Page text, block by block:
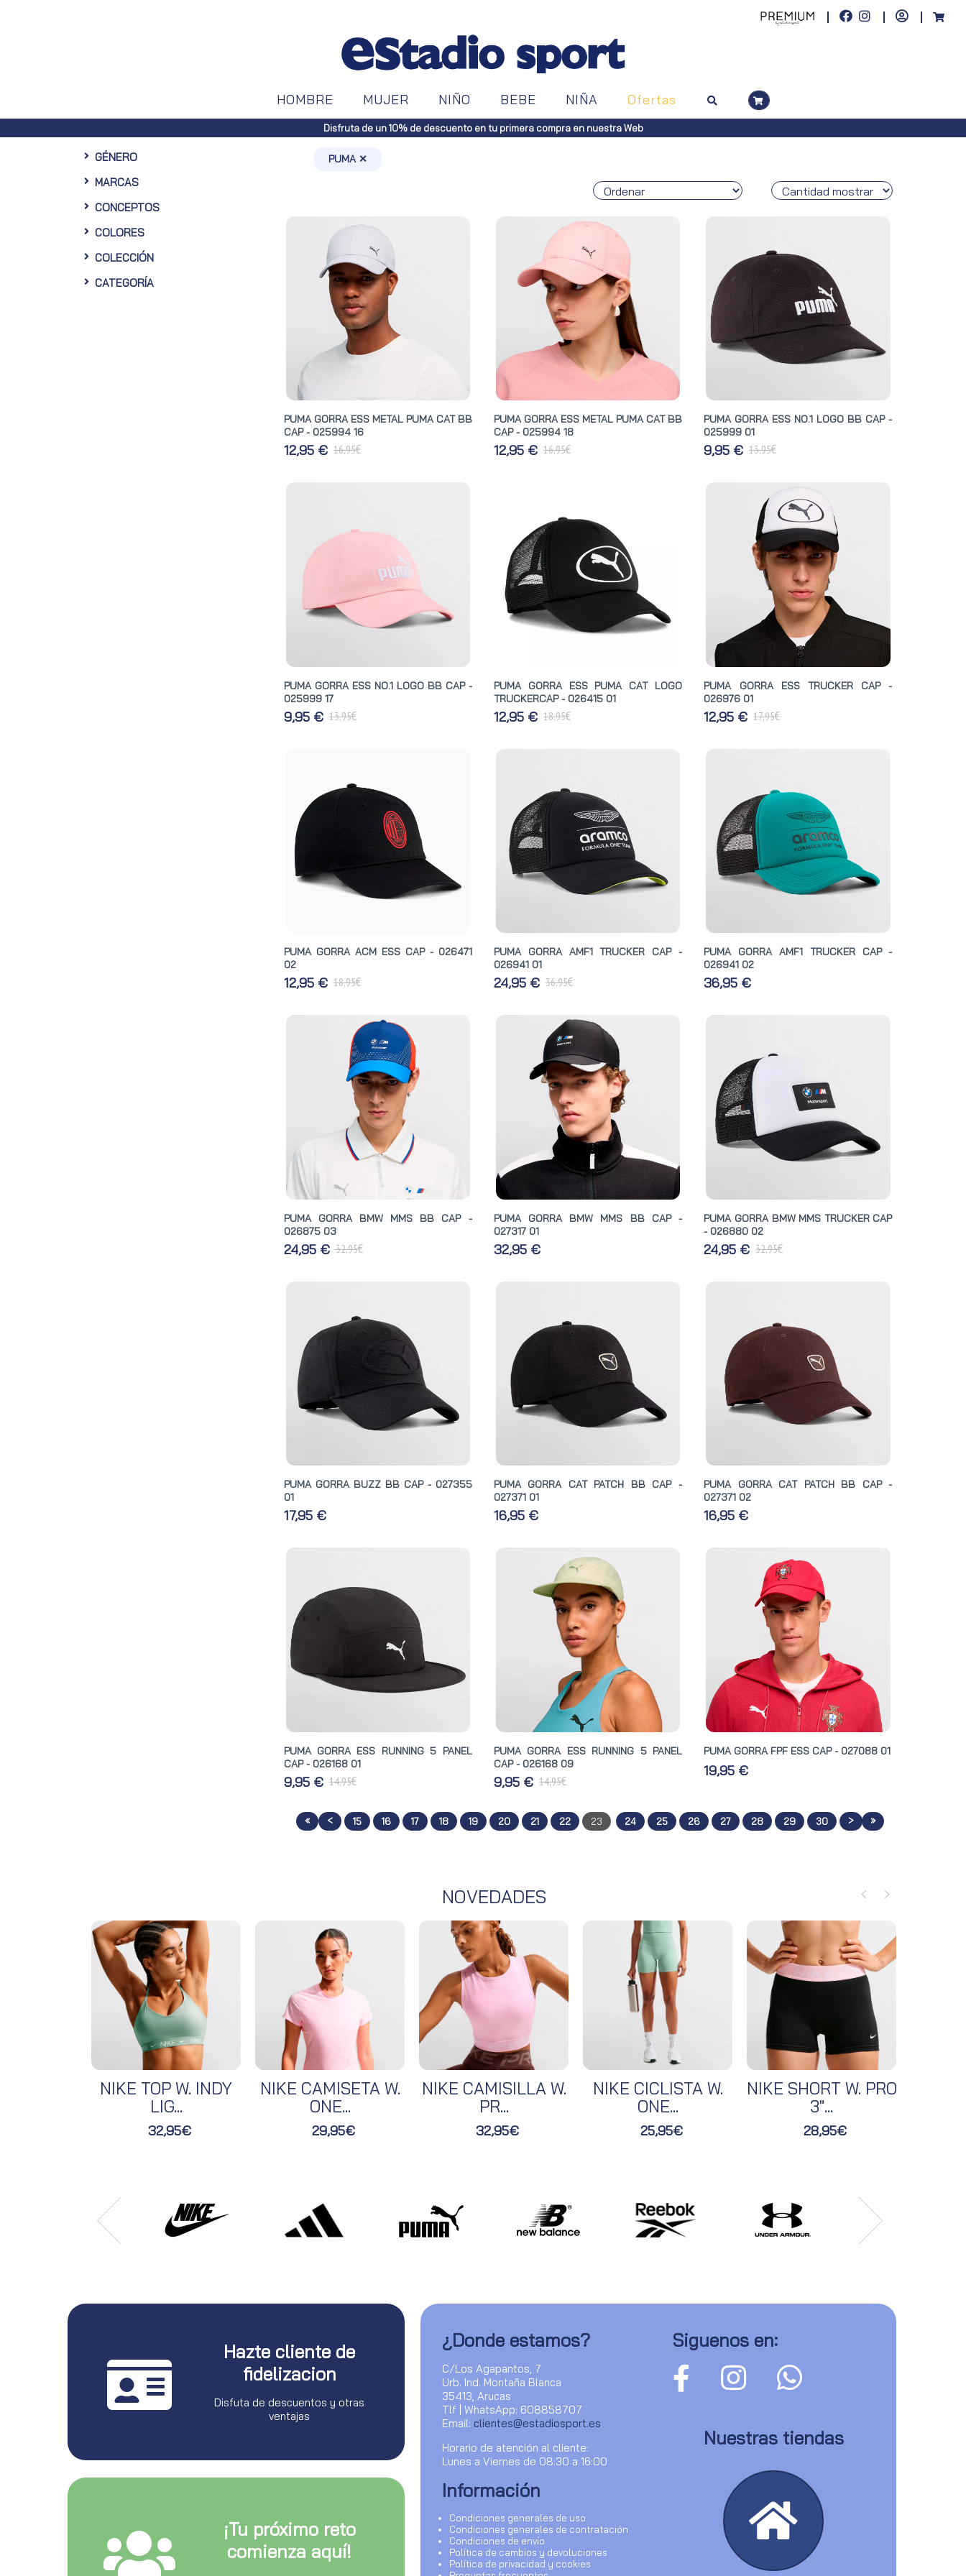
HOMBRE MUJER NIÑO BEBE NIÑA Ofertas
Envíos gratuitos a toda España (Canarias, pedidos superiores a 50€. Península, pedidos superiores a 100€)
GÉNERO
MARCAS
CONCEPTOS
COLORES
COLECCIÓN
CATEGORÍA
PUMA ✕
PUMA GORRA ESS METAL PUMA CAT BB
CAP - 025994 16
12,95 € 16,95€
PUMA GORRA ESS METAL PUMA CAT BB
CAP - 025994 18
12,95 € 16,95€
PUMA GORRA ESS NO.1 LOGO BB CAP -
025999 01
9,95 € 13,95€
PUMA GORRA ESS NO.1 LOGO BB CAP -
025999 17
9,95 € 13,95€
PUMA GORRA ESS PUMA CAT LOGO
TRUCKERCAP - 026415 01
12,95 € 18,95€
PUMA GORRA ESS TRUCKER CAP -
026976 01
12,95 € 17,95€
PUMA GORRA ACM ESS CAP - 026471
02
12,95 € 18,95€
PUMA GORRA AMF1 TRUCKER CAP -
026941 01
24,95 € 36,95€
PUMA GORRA AMF1 TRUCKER CAP -
026941 02
36,95 €
PUMA GORRA BMW MMS BB CAP -
026875 03
24,95 € 32,95€
PUMA GORRA BMW MMS BB CAP -
027317 01
32,95 €
PUMA GORRA BMW MMS TRUCKER CAP
- 026880 02
24,95 € 32,95€
PUMA GORRA BUZZ BB CAP - 027355
01
17,95 €
PUMA GORRA CAT PATCH BB CAP -
027371 01
16,95 €
PUMA GORRA CAT PATCH BB CAP -
027371 02
16,95 €
PUMA GORRA ESS RUNNING 5 PANEL
CAP - 026168 01
9,95 € 14,95€
PUMA GORRA ESS RUNNING 5 PANEL
CAP - 026168 09
9,95 € 14,95€
PUMA GORRA FPF ESS CAP - 027088 01
19,95 €
« < 15 16 17 18 19 20 21 22 23 24 25 26 27 28 29 30 > »
NOVEDADES
NIKE TOP W. INDY
LIG...
32,95€
NIKE CAMISETA W.
ONE...
29,95€
NIKE CAMISILLA W.
PR...
32,95€
NIKE CICLISTA W.
ONE...
25,95€
NIKE SHORT W. PRO
3"...
28,95€
Hazte cliente de
fidelizacion
Disfuta de descuentos y otras
ventajas
¡Tu próximo reto
comienza aquí!
¿Donde estamos?
C/Los Agapantos, 7
Urb. Ind. Montaña Blanca
35413, Arucas
Tlf | WhatsApp: 608858707
Email: clientes@estadiosport.es
Horario de atención al cliente:
Lunes a Viernes de 08:30 a 16:00
Información
Condiciones generales de uso
Condiciones generales de contratación
Condiciones de envío
Política de cambios y devoluciones
Política de privacidad y cookies
Siguenos en:
Nuestras tiendas